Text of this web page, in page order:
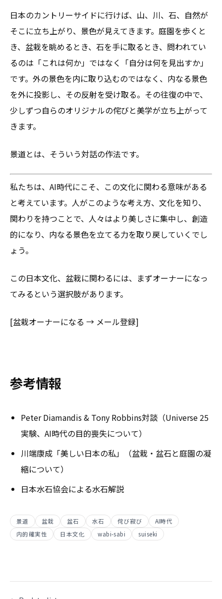
日本のカントリーサイドに行けば、山、川、石、自然が
そこに立ち上がり、景色が見えてきます。庭園を歩くと
き、盆栽を眺めるとき、石を手に取るとき、問われてい
るのは「これは何か」ではなく「自分は何を見出すか」
です。外の景色を内に取り込むのではなく、内なる景色
を外に投影し、その反射を受け取る。その往復の中で、
少しずつ自らのオリジナルの侘びと美学が立ち上がって
きます。
景道とは、そういう対話の作法です。
私たちは、AI時代にこそ、この文化に関わる意味がある
と考えています。人がこのような考え方、文化を知り、
関わりを持つことで、人々はより美しさに集中し、創造
的になり、内なる景色を立てる力を取り戻していくでし
ょう。
この日本文化、盆栽に関わるには、まずオーナーになっ
てみるという選択肢があります。
[盆栽オーナーになる → メール登録]
参考情報
Peter Diamandis & Tony Robbins対談（Universe 25
実験、AI時代の目的喪失について）
川端康成「美しい日本の私」（盆栽・盆石と庭園の凝
縮について）
日本水石協会による水石解説
景道 盆栽 盆石 水石 侘び寂び
AI時代
内的確実性
日本文化 wabi-sabi suiseki